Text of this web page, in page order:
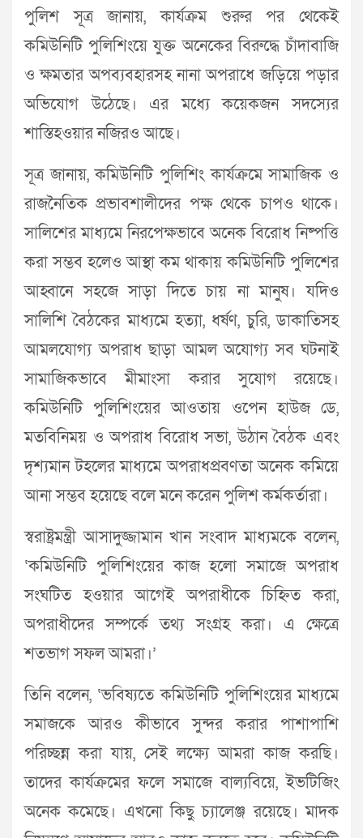
পুলিশ সূত্র জানায়, কার্যক্রম শুরুর পর থেকেই
কমিউনিটি পুলিশিংয়ে যুক্ত অনেকের বিরুদ্ধে চাঁদাবাজি
ও ক্ষমতার অপব্যবহারসহ নানা অপরাধে জড়িয়ে পড়ার
অভিযোগ উঠেছে। এর মধ্যে কয়েকজন সদস্যের
শাস্তিহওয়ার নজিরও আছে।
সূত্র জানায়, কমিউনিটি পুলিশিং কার্যক্রমে সামাজিক ও
রাজনৈতিক প্রভাবশালীদের পক্ষ থেকে চাপও থাকে।
সালিশের মাধ্যমে নিরপেক্ষভাবে অনেক বিরোধ নিষ্পত্তি
করা সম্ভব হলেও আস্থা কম থাকায় কমিউনিটি পুলিশের
আহ্বানে সহজে সাড়া দিতে চায় না মানুষ। যদিও
সালিশি বৈঠকের মাধ্যমে হত্যা, ধর্ষণ, চুরি, ডাকাতিসহ
আমলযোগ্য অপরাধ ছাড়া আমল অযোগ্য সব ঘটনাই
সামাজিকভাবে মীমাংসা করার সুযোগ রয়েছে।
কমিউনিটি পুলিশিংয়ের আওতায় ওপেন হাউজ ডে,
মতবিনিময় ও অপরাধ বিরোধ সভা, উঠান বৈঠক এবং
দৃশ্যমান টহলের মাধ্যমে অপরাধপ্রবণতা অনেক কমিয়ে
আনা সম্ভব হয়েছে বলে মনে করেন পুলিশ কর্মকর্তারা।
স্বরাষ্ট্রমন্ত্রী আসাদুজ্জামান খান সংবাদ মাধ্যমকে বলেন,
‘কমিউনিটি পুলিশিংয়ের কাজ হলো সমাজে অপরাধ
সংঘটিত হওয়ার আগেই অপরাধীকে চিহ্নিত করা,
অপরাধীদের সম্পর্কে তথ্য সংগ্রহ করা। এ ক্ষেত্রে
শতভাগ সফল আমরা।’
তিনি বলেন, ‘ভবিষ্যতে কমিউনিটি পুলিশিংয়ের মাধ্যমে
সমাজকে আরও কীভাবে সুন্দর করার পাশাপাশি
পরিচ্ছন্ন করা যায়, সেই লক্ষ্যে আমরা কাজ করছি।
তাদের কার্যক্রমের ফলে সমাজে বাল্যবিয়ে, ইভটিজিং
অনেক কমেছে। এখনো কিছু চ্যালেঞ্জ রয়েছে। মাদক